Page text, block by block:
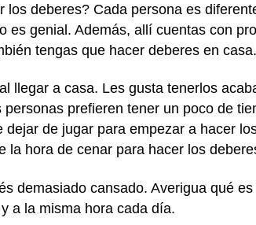
deberes? Cada persona es
es genial. Además, allí cuentas con
tengas que hacer deberes en casa.
llegar a casa. Les gusta tenerlos
prefieren tener un poco de
de jugar para empezar a hacer
la hora de cenar para hacer los
demasiado cansado. Averigua qué
a la misma hora cada día.